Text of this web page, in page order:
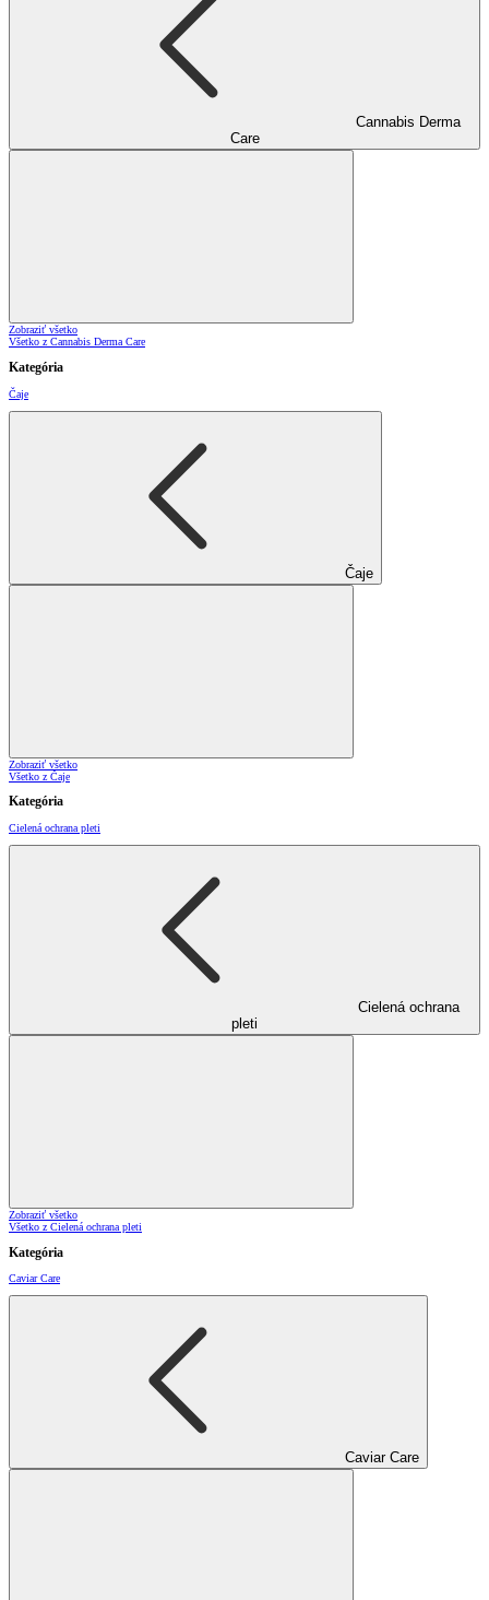
Cannabis Derma
Care
Zobraziť všetko
Všetko z Cannabis Derma Care
Kategória
Čaje
Čaje
Zobraziť všetko
Všetko z Čaje
Kategória
Cielená ochrana pleti
Cielená ochrana
pleti
Zobraziť všetko
Všetko z Cielená ochrana pleti
Kategória
Caviar Care
Caviar Care